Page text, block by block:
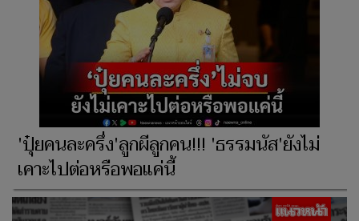
'ปุ๋ยคนละครึ่ง'ลูกผีลูกคน!!! 'ธรรมนัส'ยังไม่
เคาะไปต่อหรือพอแค่นี้